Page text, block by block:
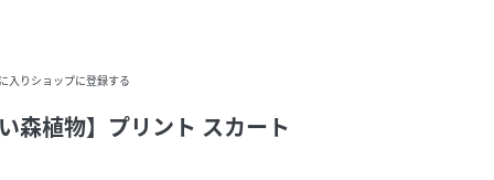
入りショップに登録する
森植物】プリント スカート